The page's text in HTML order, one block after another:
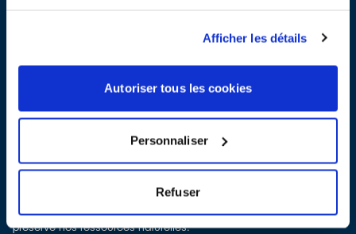
Afficher les détails
Autoriser tous les cookies
Personnaliser
Refuser
, nous remettent ensuite les appareils collectés afin
La fabrication d’équipements électriques neufs est génératrice de
le don permet d’éviter la fabrication de appareils neufs et de
soutenir l'économie sociale et solidaire
le recyclage permet d'éviter l'extraction de matières premières
brutes, leur transformation et leur transport, en utilisant à la place
des matières recyclées, ce qui génère moins de pollution et
préserve nos ressources naturelles.